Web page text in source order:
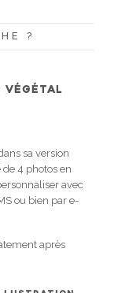
?
sa version
4 photos en
avec
ou bien par e-
après